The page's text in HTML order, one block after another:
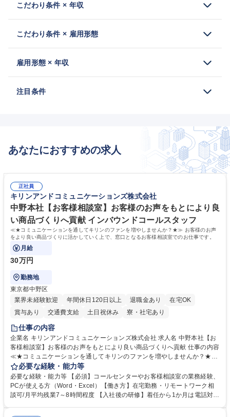
こだわり条件 × 年収
こだわり条件 × 雇用形態
雇用形態 × 年収
注目条件
あなたにおすすめの求人
正社員
キリンアンドコミュニケーションズ株式会社
中野本社【お客様相談室】お客様のお声をもとにより良
い商品づくりへ貢献 インバウンドコールスタッフ
≪★コミュニケーションを通してキリンのファンを増やしませんか？★≫ お客様のお声
をより良い商品づくりに活かしていく上で、窓口となるお客様相談室でのお仕事です。
月給
30万円
勤務地
東京都中野区
業界未経験歓迎
年間休日120日以上 退職金あり
在宅OK
賞与あり
交通費支給 土日祝休み 寮・社宅あり
仕事の内容
企業名 キリンアンドコミュニケーションズ株式会社 求人名 中野本社【お
客様相談室】お客様のお声をもとにより良い商品づくりへ貢献 仕事の内容
≪★コミュニケーションを通してキリンのファンを増やしませんか？★≫
お客様のお声をより良い商品づくりに活かしていく上で、窓口となるお客
様相談室でのお仕事です。 日々お客様からいただくキリングループへのご
意見を、企業活動に活かしています。お客様からの声に迅速かつ誠意をも
って対応、情報提供するとともにグループ内活動に反映しています。 【具
必要な経験・能力等
必要な経験・能力等 【必須】コールセンターやお客様相談室の業務経験、
PCが使える方（Word・Excel）【働き方】在宅勤務・リモートワーク相
談可/月平均残業7～8時間程度 【入社後の研修】着任から1か月は電話対応